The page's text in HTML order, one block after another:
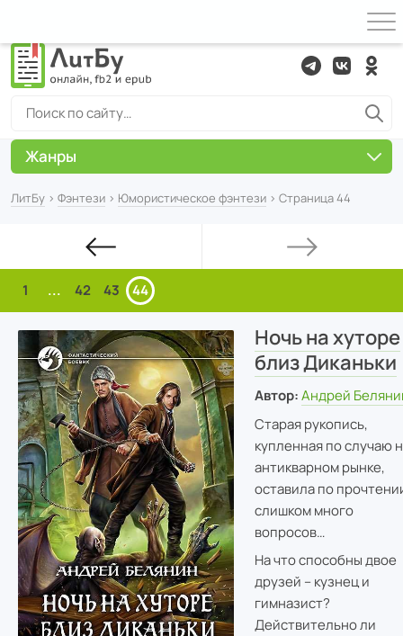
ЛитБу › Фэнтези › Юмористическое фэнтези › Страница 44
1 ... 42 43 44
Ночь на хуторе
близ Диканьки
Автор: Андрей
Старая рукопись,
купленная по случаю
антикварном рынке,
оставила по
слишком много
вопросов…
На что способны двое
друзей – кузнец и
гимназист?
Действительно ли
Жанры